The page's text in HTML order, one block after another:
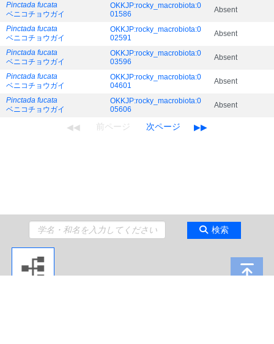
Pinctada fucata
ベニコチョウガイ
OKKJP:rocky_macrobiota:0
01586
Absent
Pinctada fucata
ベニコチョウガイ
OKKJP:rocky_macrobiota:0
02591
Absent
Pinctada fucata
ベニコチョウガイ
OKKJP:rocky_macrobiota:0
03596
Absent
Pinctada fucata
ベニコチョウガイ
OKKJP:rocky_macrobiota:0
04601
Absent
Pinctada fucata
ベニコチョウガイ
OKKJP:rocky_macrobiota:0
05606
Absent
検索